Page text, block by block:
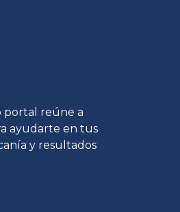
portal reúne a
ayudarte en tus
y resultados